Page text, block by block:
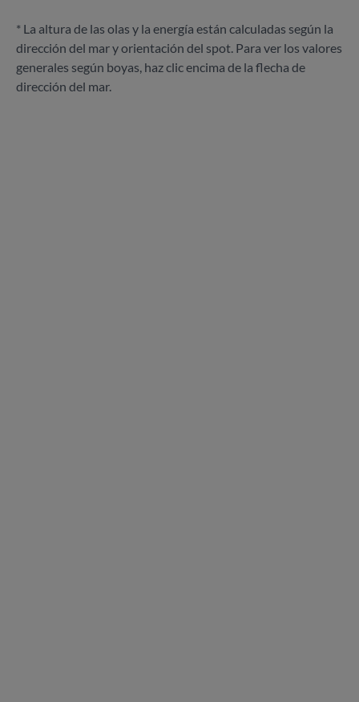
* La altura de las olas y la energía están calculadas según la
dirección del mar y orientación del spot. Para ver los valores
generales según boyas, haz clic encima de la flecha de
dirección del mar.